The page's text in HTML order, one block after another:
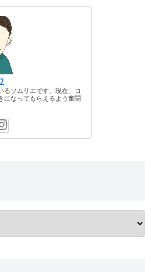
るソムリエです。現在、コ
になってもらえるよう奮闘